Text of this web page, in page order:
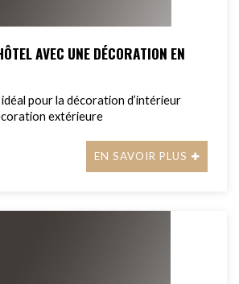
AVEC UNE DÉCORATION EN
pour la décoration d’intérieur
extérieure
EN SAVOIR PLUS